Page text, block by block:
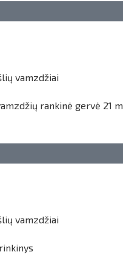
vamzdžiai
rankinė gervė 21 m
vamzdžiai